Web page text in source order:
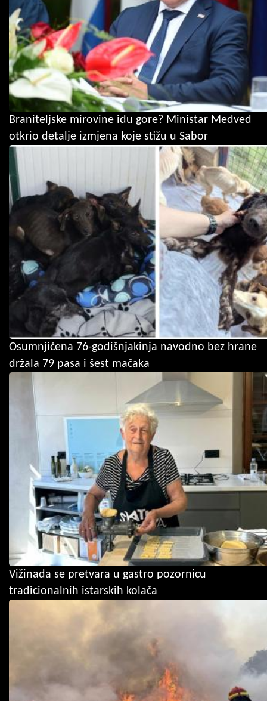
Braniteljske mirovine idu gore? Ministar Medved
otkrio detalje izmjena koje stižu u Sabor
Osumnjičena 76-godišnjakinja navodno bez hrane
držala 79 pasa i šest mačaka
Vižinada se pretvara u gastro pozornicu
tradicionalnih istarskih kolača